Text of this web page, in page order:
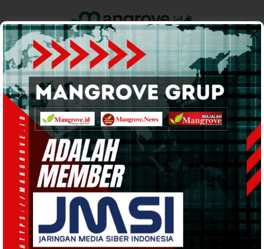
Home Pemerintahan Ekonomi & Bisnis Info Tanah Papua
Support by
POLITIK · 23 Okt 202417:40WIB·waktu baca 1 menit
KKST PBD Pastikan ARUS Dapat
Dukungan 80 Persen Suara di Pilgub
2024